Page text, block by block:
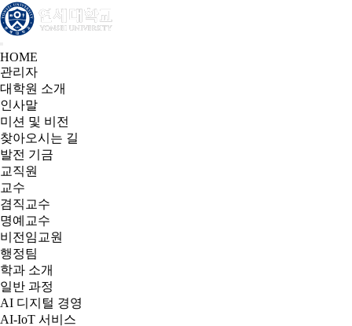
HOME
관리자
대학원 소개
인사말
미션 및 비전
찾아오시는 길
발전 기금
교직원
교수
겸직교수
명예교수
비전임교원
행정팀
학과 소개
일반 과정
AI 디지털 경영
AI-IoT 서비스